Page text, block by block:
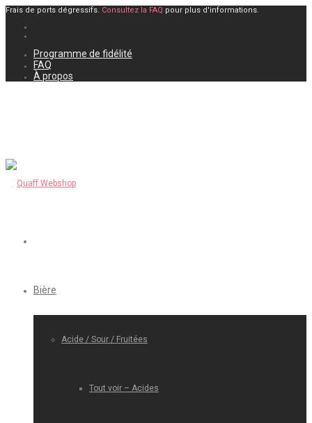
Frais de ports dégressifs. Consultez la FAQ pour plus d'informations.
Programme de fidélité
FAQ
À propos
Bière
Acide / Sour / Fruitées
Tout voir – Acides